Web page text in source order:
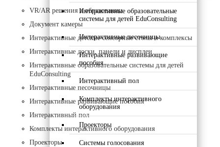
Интерактивные образовательные
системы для детей EduConsulting
Интерактивные песочницы
Интерактивные развивающие
пособия
Интерактивный пол
Комплекты интерактивного
оборудования
Проекторы
Системы голосования
VR/AR решения в образовании
Документ камеры
Интерактивные детские сенсорные столы и комплексы
Интерактивные доски, панели и дисплеи
Интерактивные образовательные системы для детей
EduConsulting
Интерактивные песочницы
Интерактивные развивающие пособия
Интерактивный пол
Комплекты интерактивного оборудования
Проекторы